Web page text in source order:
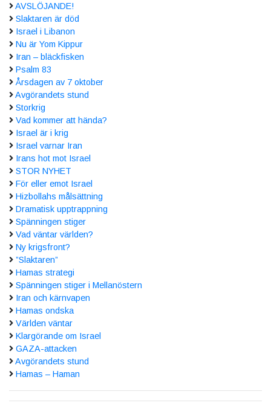
AVSLÖJANDE!
Slaktaren är död
Israel i Libanon
Nu är Yom Kippur
Iran – bläckfisken
Psalm 83
Årsdagen av 7 oktober
Avgörandets stund
Storkrig
Vad kommer att hända?
Israel är i krig
Israel varnar Iran
Irans hot mot Israel
STOR NYHET
För eller emot Israel
Hizbollahs målsättning
Dramatisk upptrappning
Spänningen stiger
Vad väntar världen?
Ny krigsfront?
”Slaktaren”
Hamas strategi
Spänningen stiger i Mellanöstern
Iran och kärnvapen
Hamas ondska
Världen väntar
Klargörande om Israel
GAZA-attacken
Avgörandets stund
Hamas – Haman